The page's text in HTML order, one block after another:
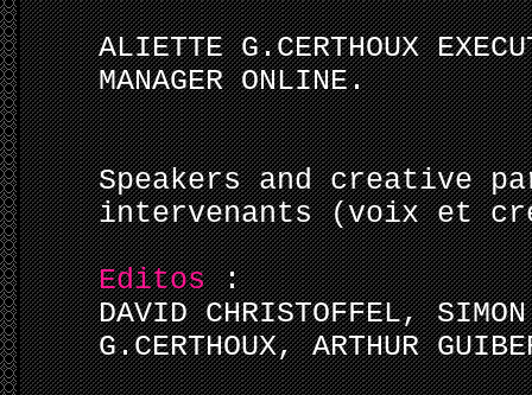
ALIETTE G.CERTHOUX
MANAGER ONLINE.
Speakers and creative
intervenants (voix et
Editos:
DAVID CHRISTOFFEL,
G.CERTHOUX, ARTHUR